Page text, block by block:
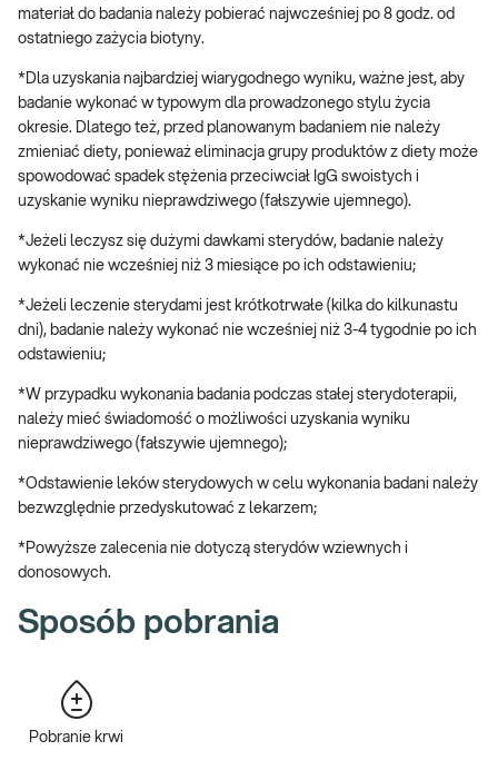
odpowiedzialna źle skomponowana dieta lub na badanie skierował
Cię dietetyk lub inny specjalista
materiał do badania należy pobierać najwcześniej po 8 godz. od
ostatniego zażycia biotyny.
*Dla uzyskania najbardziej wiarygodnego wyniku, ważne jest, aby
badanie wykonać w typowym dla prowadzonego stylu życia
okresie. Dlatego też, przed planowanym badaniem nie należy
zmieniać diety, ponieważ eliminacja grupy produktów z diety może
spowodować spadek stężenia przeciwciał IgG swoistych i
uzyskanie wyniku nieprawdziwego (fałszywie ujemnego).
*Jeżeli leczysz się dużymi dawkami sterydów, badanie należy
wykonać nie wcześniej niż 3 miesiące po ich odstawieniu;
*Jeżeli leczenie sterydami jest krótkotrwałe (kilka do kilkunastu
dni), badanie należy wykonać nie wcześniej niż 3-4 tygodnie po ich
odstawieniu;
*W przypadku wykonania badania podczas stałej sterydoterapii,
należy mieć świadomość o możliwości uzyskania wyniku
nieprawdziwego (fałszywie ujemnego);
*Odstawienie leków sterydowych w celu wykonania badani należy
bezwzględnie przedyskutować z lekarzem;
*Powyższe zalecenia nie dotyczą sterydów wziewnych i
donosowych.
Sposób pobrania
Pobranie krwi